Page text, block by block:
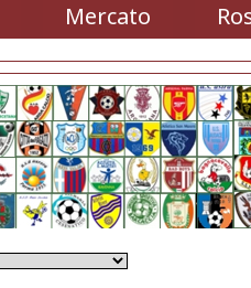
Mercato